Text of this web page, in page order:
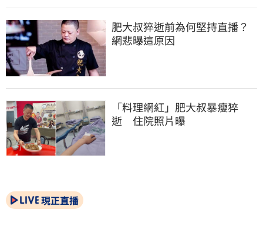
肥大叔猝逝前為何堅持直播？
網悲曝這原因
「料理網紅」肥大叔暴瘦猝
逝　住院照片曝
現正直播